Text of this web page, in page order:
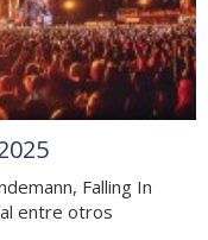
Falling In
entre otros